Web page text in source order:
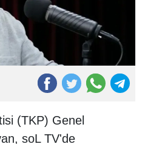
(TKP) Genel
soL TV'de